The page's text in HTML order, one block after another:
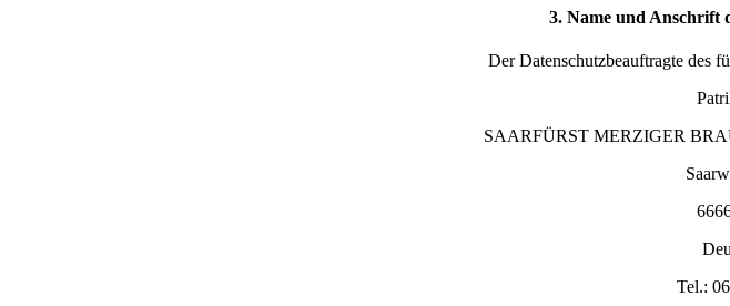
3. Name und Anschrift
Der Datenschutzbeauftragte des
SAARFÜRST MERZIGER
Tel.: